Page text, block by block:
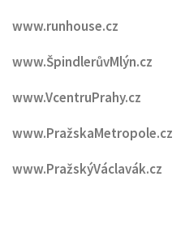
www.runhouse.cz
www.ŠpindlerůvMlýn.cz
www.VcentruPrahy.cz
www.PražskaMetropole.cz
www.PražskýVáclavák.cz